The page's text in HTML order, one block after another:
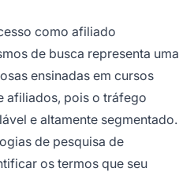
como afiliado
de busca representa uma
ensinadas em cursos
afiliados, pois o tráfego
e altamente segmentado.
de pesquisa de
os termos que seu